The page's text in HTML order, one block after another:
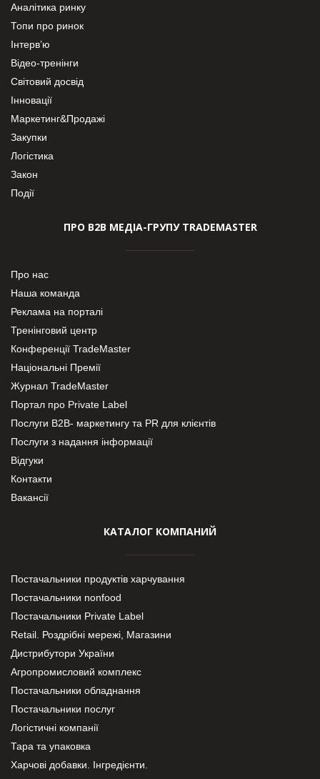
Аналітика ринку
Топи про ринок
Інтерв’ю
Відео-тренінги
Світовий досвід
Інновації
Маркетинг&Продажі
Закупки
Логістика
Закон
Події
ПРО В2В МЕДІА-ГРУПУ TRADEMASTER
Про нас
Наша команда
Реклама на порталі
Тренінговий центр
Конференції TradeMaster
Національні Премії
Журнал TradeMaster
Портал про Private Label
Послуги В2В- маркетингу та PR для клієнтів
Послуги з надання інформації
Відгуки
Контакти
Вакансії
КАТАЛОГ КОМПАНИЙ
Постачальники продуктів харчування
Постачальники nonfood
Постачальники Private Label
Retail. Роздрібні мережі, Магазини
Дистрибутори України
Агропромисловий комплекс
Постачальники обладнання
Постачальники послуг
Логістичні компанії
Тара та упаковка
Харчові добавки. Інгредієнти.